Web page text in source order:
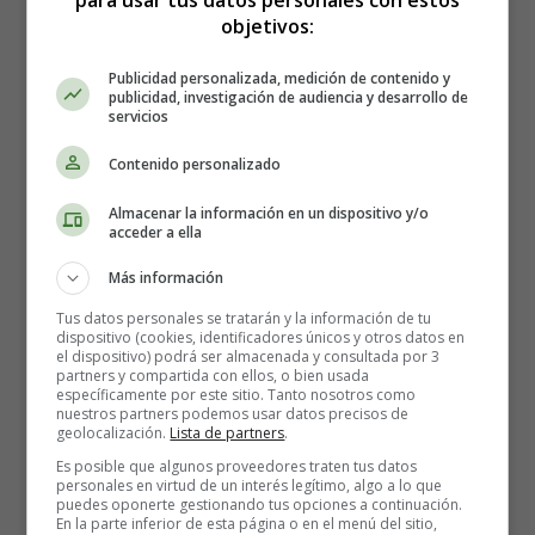
la mezcla de harina con las yemas de los dedos hasta que
fino como el pan rallado, como lo harías con un
crumble).
Forma un pozo en la mezcla de harina. Vierte la leche y
un huevo en él. Junta la masa con las manos o con una
espátula. Esta es una masa bastante suave y flexible; si se
siente un poco húmeda y pegajosa, no te asustes. Sigue
mezclando y la harina absorberá el líquido.
Coloca la masa sobre una superficie limpia y amasa
durante 10 minutos o hasta que la masa esté suave y
elástica. Corta un trozo pequeño y estira la masa lo más
delgada que puedas; si puedes ver la luz que brilla a
través de la masa y puedes ver la sombra de tus dedos
detrás de la parte más delgada, está lista.
objetivos:
Publicidad personalizada, medición de contenido y
publicidad, investigación de audiencia y desarrollo de
servicios
Contenido personalizado
Almacenar la información en un dispositivo y/o
acceder a ella
Más información
Tus datos personales se tratarán y la información de tu
dispositivo (cookies, identificadores únicos y otros datos en
el dispositivo) podrá ser almacenada y consultada por 3
partners y compartida con ellos, o bien usada
específicamente por este sitio. Tanto nosotros como
nuestros partners podemos usar datos precisos de
geolocalización. Lista de partners.
Es posible que algunos proveedores traten tus datos
personales en virtud de un interés legítimo, algo a lo que
puedes oponerte gestionando tus opciones a continuación.
En la parte inferior de esta página o en el menú del sitio,